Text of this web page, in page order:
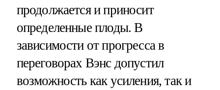
продолжается и приносит
определенные плоды. В
зависимости от прогресса в
переговорах Вэнс допустил
возможность как усиления, так и